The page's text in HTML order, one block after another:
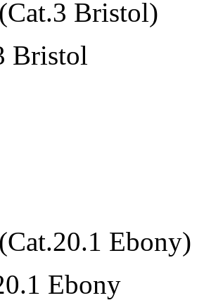
Bristol)
Bristol
Ebony)
Ebony